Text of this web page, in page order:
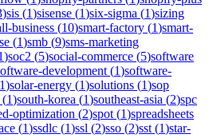
)sis (1)sisense (1)six-sigma (1)sizing
business (10)smart-factory (1)smart-
(1)smb (9)sms-marketing
)soc2 (5)social-commerce (5)software
development (1)software-
1)solar-energy (1)solutions (1)sop
(1)south-korea (1)southeast-asia (2)spc
optimization (2)spot (1)spreadsheets
(1)ssdlc (1)ssl (2)sso (2)sst (1)star-